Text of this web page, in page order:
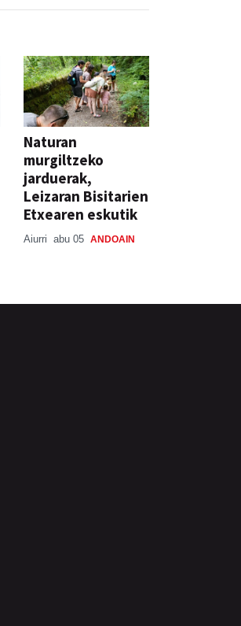
Naturan
murgiltzeko
jarduerak,
Leizaran Bisitarien
Etxearen eskutik
Aiurri abu 05 ANDOAIN